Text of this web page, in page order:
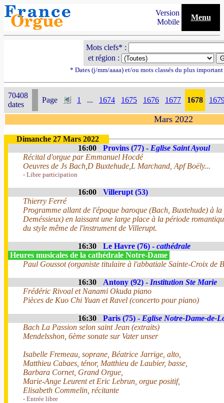
Version
Mobile
Menu
Mots clefs* :
et région :
* Dates (j/mm/aaaa) et/ou mots classés du plus
70408
dates
Page 1 ... 1674 1675 1676 1677 1678
Mars 2022
Dimanche 27 Mars 2022
16:00
Provins (77) - Eglise Saint Ayoul
Récital d'orgue par Emmanuel Hocdé
Oeuvres de Js Bach,D Buxtehude,L Marchand, Apf Boëly...
- Libre participation
16:00
Villerupt (53)
Thierry Ferré
Programme allant de l'époque baroque (Bach, Buxtehude) à
Deméssieux) en laissant une large place à la période
du style même de l'instrument de Villerupt.
16:30 Le Havre (76) - cathédrale
Heures musicales de la cathédrale Notre-Dame
Paul Goussot (organiste titulaire à l'abbatiale Sainte-Croix de
16:30 Antony (92) - Institution Ste Marie
Frédéric Rivoal et Nanami Okuda piano
Pièces de Kuo Chi Yuan et Ravel (concerto pour piano)
16:30 Paris (75) - Eglise Notre-Dame-de-
Bach La Passion selon saint Jean (extraits)
Mendelsshon, 6ème sonate sur Vater unser
Isabelle Fremeau, soprane, Béatrice Jarrige, alto,
Matthieu Cabaes, ténor, Matthieu de Laubier, basse,
Barbara Cornet, Grand Orgue,
Marie-Ange Leurent et Eric Lebrun, orgue positif,
Elisabeth Commelin, récitante
- Entrée libre